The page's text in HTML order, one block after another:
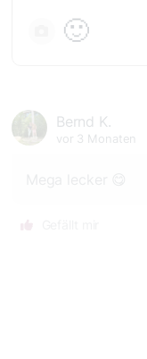
🙂
Bernd K.
vor 3 Monaten